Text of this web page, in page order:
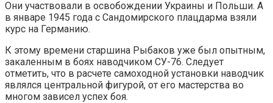
Они участвовали в освобождении Украины и Польши. А
в январе 1945 года с Сандомирского плацдарма взяли
курс на Германию.
К этому времени старшина Рыбаков уже был опытным,
закаленным в боях наводчиком СУ-76. Следует
отметить, что в расчете самоходной установки наводчик
являлся центральной фигурой, от его мастерства во
многом зависел успех боя.